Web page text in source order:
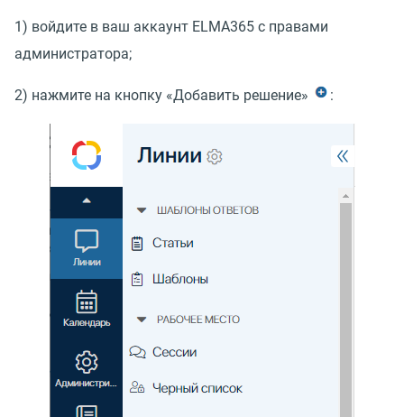
1) войдите в ваш аккаунт ELMA365 с правами
администратора;
2) нажмите на кнопку «Добавить решение» :